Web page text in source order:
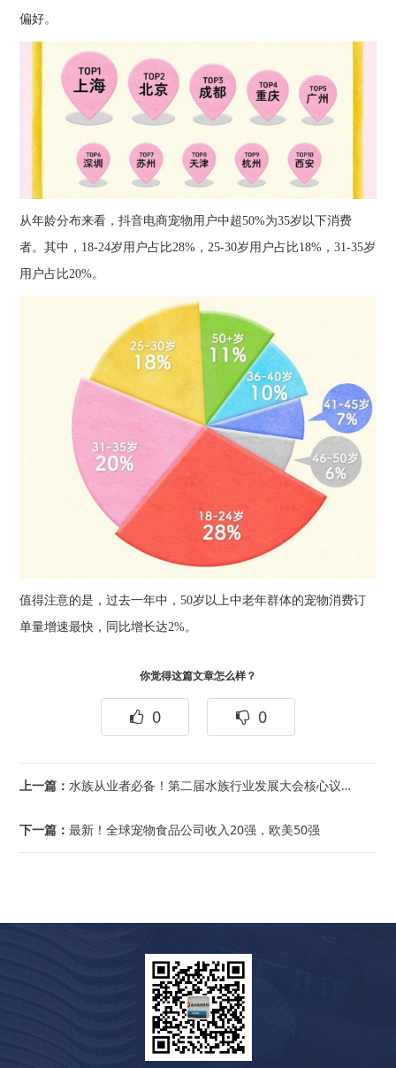
偏好。
从年龄分布来看，抖音电商宠物用户中超50%为35岁以下消费
者。其中，18-24岁用户占比28%，25-30岁用户占比18%，31-35岁
用户占比20%。
值得注意的是，过去一年中，50岁以上中老年群体的宠物消费订
单量增速最快，同比增长达2%。
你觉得这篇文章怎么样？
0 0
上一篇：水族从业者必备！第二届水族行业发展大会核心议程精华抢先看
下一篇：最新！全球宠物食品公司收入20强，欧美50强